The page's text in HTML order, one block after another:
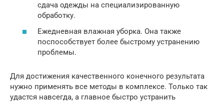
сдача одежды на специализированную
обработку.
Ежедневная влажная уборка. Она также
поспособствует более быстрому устранению
проблемы.
Для достижения качественного конечного результата
нужно применять все методы в комплексе. Только так
удастся навсегда, а главное быстро устранить